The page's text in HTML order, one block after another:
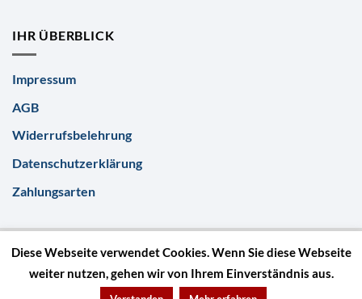
IHR ÜBERBLICK
Impressum
AGB
Widerrufsbelehrung
Datenschutzerklärung
Zahlungsarten
© GeschenkeLösch 2026
Diese Webseite verwendet Cookies. Wenn Sie diese Webseite
weiter nutzen, gehen wir von Ihrem Einverständnis aus.